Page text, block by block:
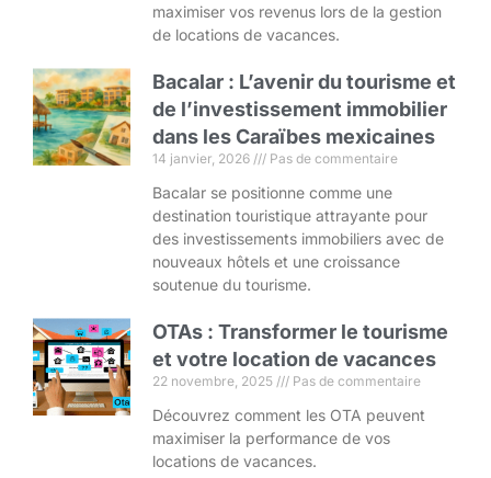
maximiser vos revenus lors de la gestion
de locations de vacances.
Bacalar : L’avenir du tourisme et
de l’investissement immobilier
dans les Caraïbes mexicaines
14 janvier, 2026 Pas de commentaire
Bacalar se positionne comme une
destination touristique attrayante pour
des investissements immobiliers avec de
nouveaux hôtels et une croissance
soutenue du tourisme.
OTAs : Transformer le tourisme
et votre location de vacances
22 novembre, 2025 Pas de commentaire
Découvrez comment les OTA peuvent
maximiser la performance de vos
locations de vacances.